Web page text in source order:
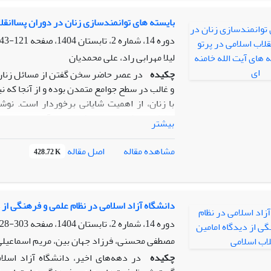
رهبری با رویکردی جامع، هر دولت را بر
کارآمدی، استقلال، توجه به محرومان و حرکت
دولت‌ها به دولت تراز انقلاب اسلامی نزدیکتر
دولت تراز انقلاب اسلامی فاصله گرفته و مایه
بایسته های توانمندسازی زنان در دوران
دوره 14، شماره 2، تابستان 1404، صفحه
121-143
لیلا مهرابی راد، علی محمدیان
چکیده در عصر حاضر سخن گفتن از مسائل
و غالب در سطح جوامع متمدن بوده و از آنجا
با زنان، از اهمیت شایانی برخوردار است.
برکشیدن شاخصه‌هایی که اعتبار آنها محل
گسترش می‌دهد، در پژوهشی مسئله‌محور و با
در آرای رهبری انقلاب به مثابه مسئول
محوری‌ترین کانون نقش‌آفرینی زن
رعایت اولویت‌ها در باب مسائل زنان و اهمیت
بیشتر
مشاهده مقاله
اصل مقاله 428.72 K
دانشگاه آزاد اسلامی در نظام علمی و فرهنگی
دوره 14، شماره 2، تابستان 1404، صفحه
303-328
مصطفی محسنی، فرزاد جهان بین، مریم
چکیده در دهه‌های اخیر، دانشگاه آزاد